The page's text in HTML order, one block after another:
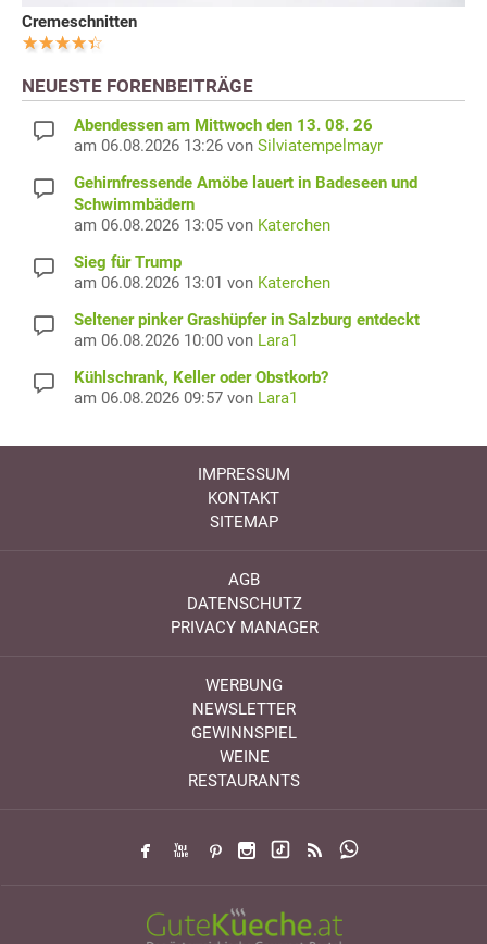
Cremeschnitten
NEUESTE FORENBEITRÄGE
Abendessen am Mittwoch den 13. 08. 26
am 06.08.2026 13:26 von Silviatempelmayr
Gehirnfressende Amöbe lauert in Badeseen und
Schwimmbädern
am 06.08.2026 13:05 von Katerchen
Sieg für Trump
am 06.08.2026 13:01 von Katerchen
Seltener pinker Grashüpfer in Salzburg entdeckt
am 06.08.2026 10:00 von Lara1
Kühlschrank, Keller oder Obstkorb?
am 06.08.2026 09:57 von Lara1
IMPRESSUM
KONTAKT
SITEMAP
AGB
DATENSCHUTZ
PRIVACY MANAGER
WERBUNG
NEWSLETTER
GEWINNSPIEL
WEINE
RESTAURANTS